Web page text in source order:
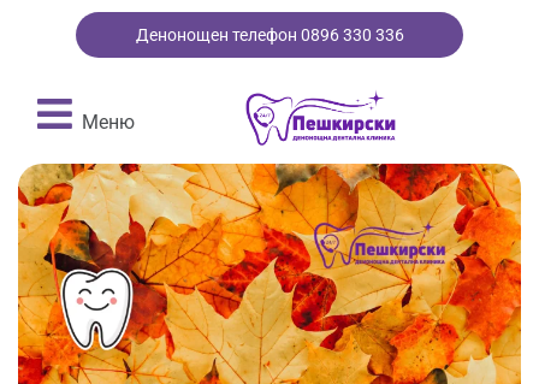
Денонощен телефон 0896 330 336
Меню